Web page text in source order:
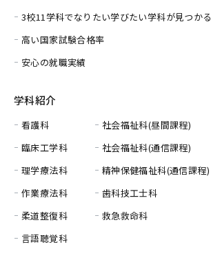
3校11学科でなりたい学びたい学科が見つかる
高い国家試験合格率
安心の就職実績
学科紹介
看護科
臨床工学科
理学療法科
作業療法科
柔道整復科
言語聴覚科
社会福祉科(昼間課程)
社会福祉科(通信課程)
精神保健福祉科(通信課程)
歯科技工士科
救急救命科